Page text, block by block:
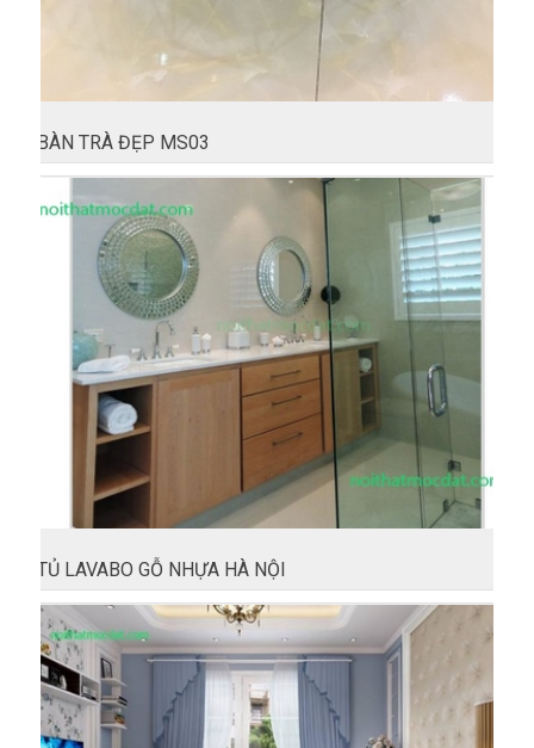
BÀN TRÀ ĐẸP MS03
TỦ LAVABO GỖ NHỰA HÀ NỘI